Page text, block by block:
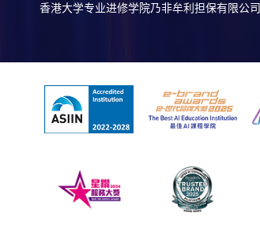
香港大学专业进修学院乃非牟利担保有限公司